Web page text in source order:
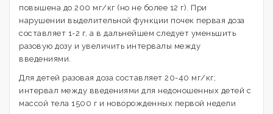
повышена до 200 мг/кг (но не более 12 г). При
нарушении выделительной функции почек первая доза
составляет 1-2 г, а в дальнейшем следует уменьшить
разовую дозу и увеличить интервалы между
введениями.
Для детей разовая доза составляет 20-40 мг/кг;
интервал между введениями для недоношенных детей с
массой тела 1500 г и новорожденных первой недели